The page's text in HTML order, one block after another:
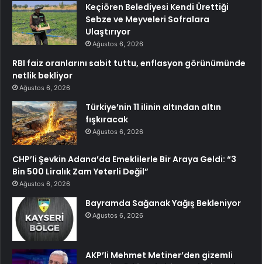
Keçiören Belediyesi Kendi Ürettiği
Sebze ve Meyveleri Sofralara
Ulaştırıyor
Ağustos 6, 2026
RBI faiz oranlarını sabit tuttu, enflasyon görünümünde
netlik bekliyor
Ağustos 6, 2026
Türkiye’nin 11 ilinin altından altın
fışkıracak
Ağustos 6, 2026
CHP’li Şevkin Adana’da Emeklilerle Bir Araya Geldi: “3
Bin 500 Liralık Zam Yeterli Değil”
Ağustos 6, 2026
Bayramda Sağanak Yağış Bekleniyor
Ağustos 6, 2026
AKP’li Mehmet Metiner’den gizemli